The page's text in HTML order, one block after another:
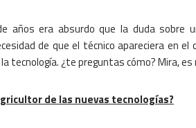
años era absurdo que la duda sobre
de que el técnico apareciera en
tecnología. ¿te preguntas cómo?Mira, es
de las nuevas tecnologías?